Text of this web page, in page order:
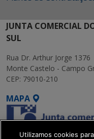
JUNTA COMERCIAL
SUL
Rua Dr. Arthur Jorge 1376
Monte Castelo - Campo
CEP: 79010-210
MAPA
Utilizamos cookies